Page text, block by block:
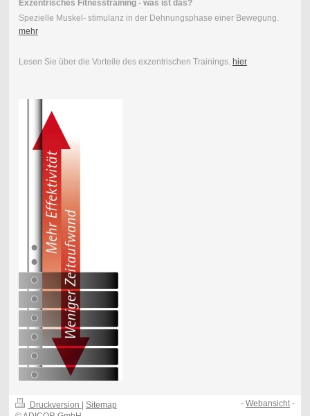
Exzentrisches Fitnesstraining - was ist das?
Spezielle Muskel- stimulanz in der Dehnungsphase einer Bewegung.
mehr
Lesen Sie über die Vorteile des exzentrischen Trainings. hier
Druckversion
Sitemap
-Webansicht-